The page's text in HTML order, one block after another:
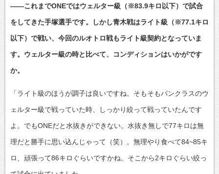
――これまでONEではウェルター級（※83.9キロ以下）で試合
をしてきた手塚選手です。しかし青木戦はライト級（※77.1キロ
以下）で戦い、今回のルオトロ戦もライト級契約となっていま
す。ウェルター級の時と比べて、コンディションはいかがです
か。
「ライト級のほうが調子は良いですね。そもそもパンクラスのウ
ェルター級で戦っていた時、しっかり絞って戦っていたんです
よ。でもONEだと水抜きができない。水抜き無しで77キロは無
理だと勝手に思い込んじゃって（笑）。無理やり食べて84~85キ
ロ、頑張って86キロぐらいですかね。そこから2キロぐらい絞っ